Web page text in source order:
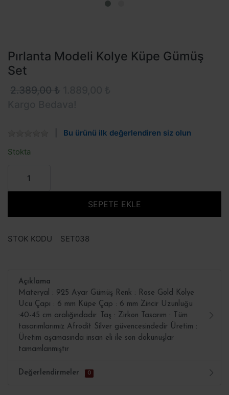
Pırlanta Modeli Kolye Küpe Gümüş
Set
2.389,00 ₺
Bu ürünü ilk değerlendiren siz olun
Stokta
SEPETE EKLE
STOK KODU SET038
Açıklama
Materyal : 925 Ayar Gümüş Renk : Rose Gold Kolye
Ucu Çapı : 6 mm Küpe Çap : 6 mm Zincir Uzunluğu
:40-45 cm aralığındadır. Taş : Zirkon Tasarım : Tüm
tasarımlarımız Afrodit Silver güvencesindedir Üretim :
Üretim aşamasında insan eli ile son dokunuşlar
tamamlanmıştır
Değerlendirmeler 0